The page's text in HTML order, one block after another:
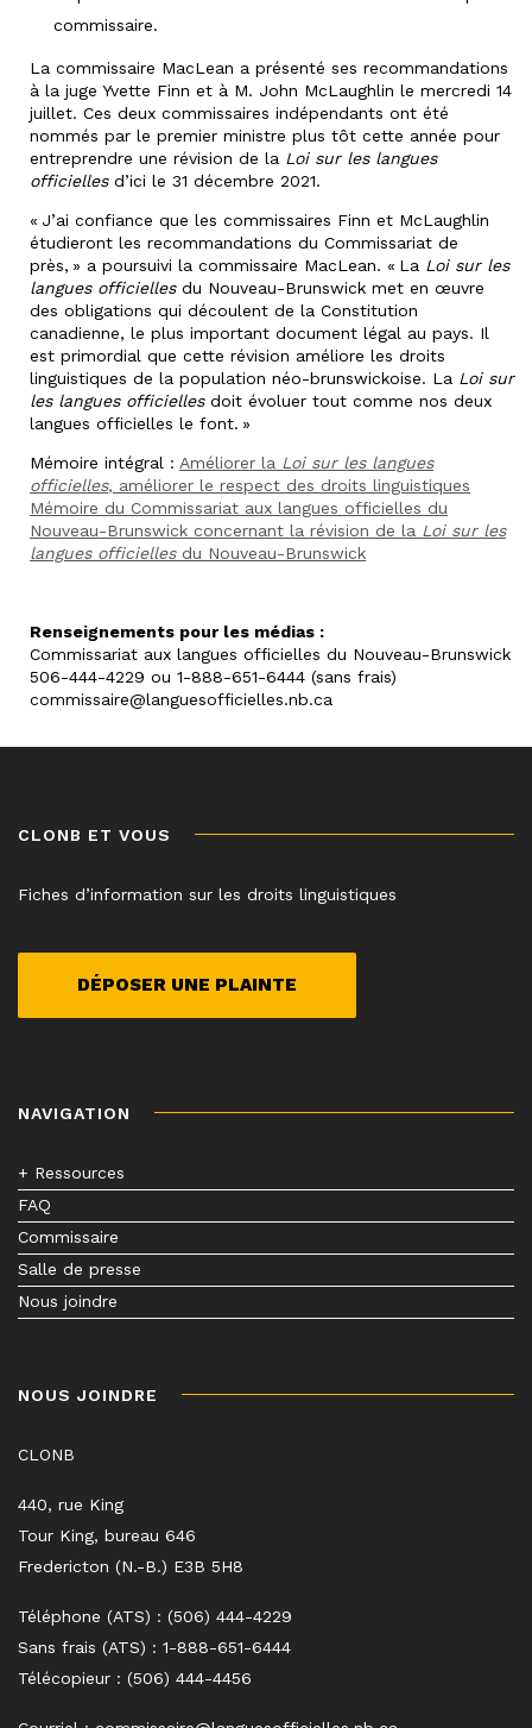
commissaire.
La commissaire MacLean a présenté ses recommandations
à la juge Yvette Finn et à M. John McLaughlin le mercredi 14
juillet. Ces deux commissaires indépendants ont été
nommés par le premier ministre plus tôt cette année pour
entreprendre une révision de la Loi sur les langues
officiellesd’ici le 31 décembre 2021.
« J’ai confiance que les commissaires Finn et McLaughlin
étudieront les recommandations du Commissariat de
près, » a poursuivi la commissaire MacLean. « La Loi sur les
langues officiellesdu Nouveau-Brunswick met en œuvre
des obligations qui découlent de la Constitution
canadienne, le plus important document légal au pays. Il
est primordial que cette révision améliore les droits
linguistiques de la population néo-brunswickoise. La Loi sur
les langues officiellesdoit évoluer tout comme nos deux
langues officielles le font. »
Mémoire intégral : Améliorer la Loi sur les langues
officielles, améliorer le respect des droits linguistiques
Mémoire du Commissariat aux langues officielles du
Nouveau-Brunswick concernant la révision de la Loi sur les
langues officiellesdu Nouveau-Brunswick
Renseignements pour les médias :
Commissariat aux langues officielles du Nouveau-Brunswick
506-444-4229 ou 1-888-651-6444 (sans frais)
commissaire@languesofficielles.nb.ca
CLONB ET VOUS
Fiches d’information sur les droits linguistiques
DÉPOSER UNE PLAINTE
NAVIGATION
+ Ressources
FAQ
Commissaire
Salle de presse
Nous joindre
NOUS JOINDRE
CLONB
440, rue King
Tour King, bureau 646
Fredericton (N.-B.) E3B 5H8
Téléphone (ATS) : (506) 444-4229
Sans frais (ATS) : 1-888-651-6444
Télécopieur : (506) 444-4456